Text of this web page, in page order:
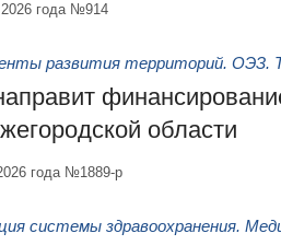
года №914
развития территорий. ОЭЗ.
области
года №1889-р
системы здравоохранения.